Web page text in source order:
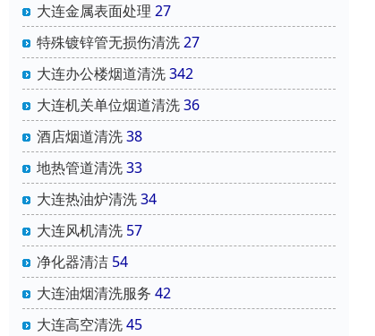
大连金属表面处理 27
特殊镀锌管无损伤清洗27
大连办公楼烟道清洗342
大连机关单位烟道清洗36
酒店烟道清洗38
地热管道清洗33
大连热油炉清洗34
大连风机清洗 57
净化器清洁 54
大连油烟清洗服务 42
大连高空清洗45